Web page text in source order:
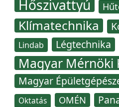
Hőszivattyú
Klímatechnika
Lindab Légtechnika
Magyar Mérnöki
Magyar
Oktatás OMÉN